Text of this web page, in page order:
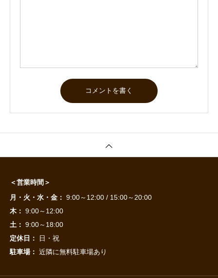
＜営業時間＞
月・火・水・金： 9:00～12:00 / 15:00～20:00
木： 9:00～12:00
土： 9:00～18:00
定休日：
日・祝
駐車場： 近隣に無料駐車場あり